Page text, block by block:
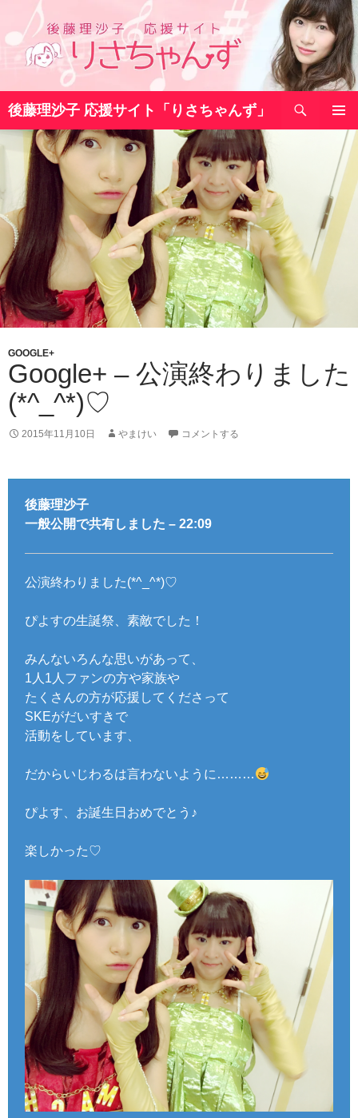
テ
へ後藤理沙子 応援サイト「りさちゃんず」
索
メインメ
ニュー
GOOGLE+
Google+ – 公演終わりました
(*^_^*)♡
2015年11月10日 やまけい コメントする
後藤理沙子
一般公開で共有しました – 22:09
公演終わりました(*^_^*)♡
ぴよすの生誕祭、素敵でした！
みんないろんな思いがあって、
1人1人ファンの方や家族や
たくさんの方が応援してくださって
SKEがだいすきで
活動をしています、
だからいじわるは言わないように………
ぴよす、お誕生日おめでとう♪
楽しかった♡